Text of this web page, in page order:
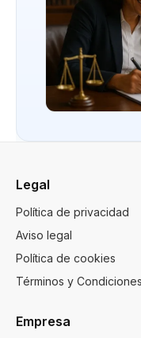
Legal
Política de privacidad
Aviso legal
Política de cookies
Términos y Condiciones
Empresa